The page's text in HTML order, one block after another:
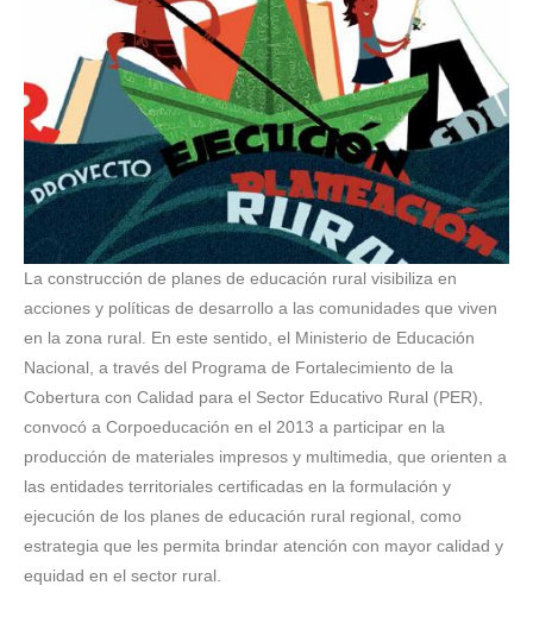
La construcción de planes de educación rural visibiliza en
acciones y políticas de desarrollo a las comunidades que viven
en la zona rural. En este sentido, el Ministerio de Educación
Nacional, a través del Programa de Fortalecimiento de la
Cobertura con Calidad para el Sector Educativo Rural (PER),
convocó a Corpoeducación en el 2013 a participar en la
producción de materiales impresos y multimedia, que orienten a
las entidades territoriales certificadas en la formulación y
ejecución de los planes de educación rural regional, como
estrategia que les permita brindar atención con mayor calidad y
equidad en el sector rural.